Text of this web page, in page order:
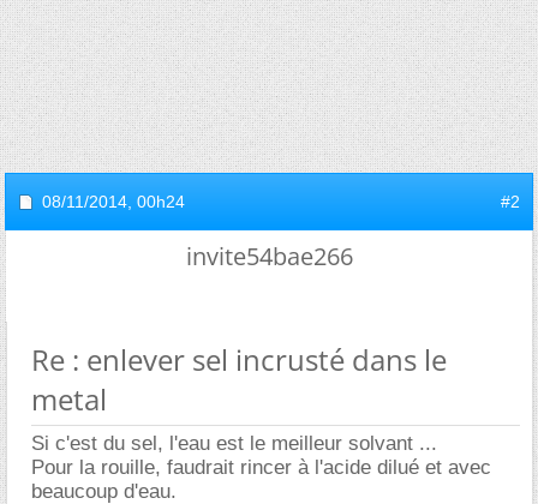
08/11/2014, 00h24 #2
invite54bae266
Re : enlever sel incrusté dans le
metal
Si c'est du sel, l'eau est le meilleur solvant ...
Pour la rouille, faudrait rincer à l'acide dilué et avec
beaucoup d'eau.